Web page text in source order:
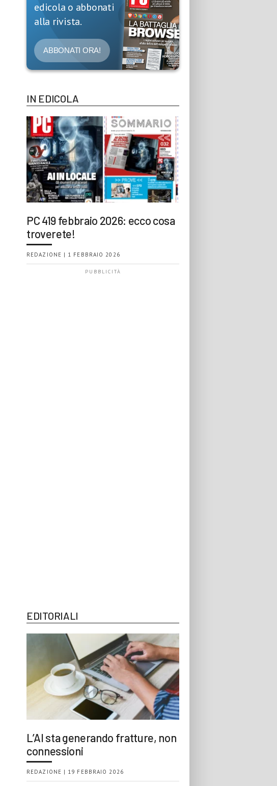
edicola o abbonati
alla rivista.
ABBONATI ORA!
IN EDICOLA
PC 419 febbraio 2026: ecco cosa
troverete!
REDAZIONE | 1 FEBBRAIO 2026
EDITORIALI
L’AI sta generando fratture, non
connessioni
REDAZIONE | 19 FEBBRAIO 2026